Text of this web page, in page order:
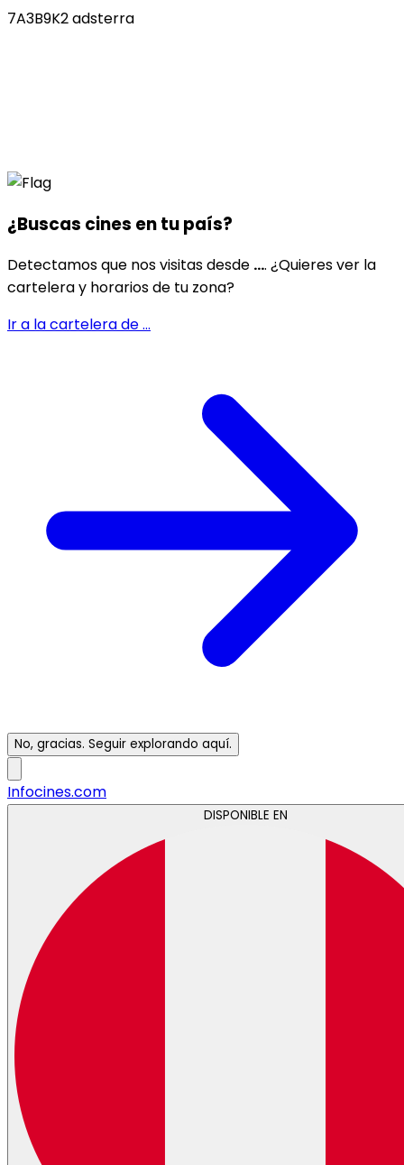
7A3B9K2 adsterra
¿Buscas cines entu país?
Detectamos que nos visitas desde .... ¿Quieres ver la
cartelera y horarios de tu zona?
Ir a la cartelera de...
No, gracias. Seguir explorando aquí.
Infocines.com
DISPONIBLE EN